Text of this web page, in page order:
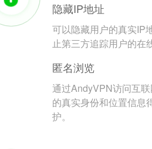
隐藏IP地址
可以隐藏用户的真实IP
止第三方追踪用户的在
匿名浏览
通过AndyVPN访问互
的真实身份和位置信息
护。